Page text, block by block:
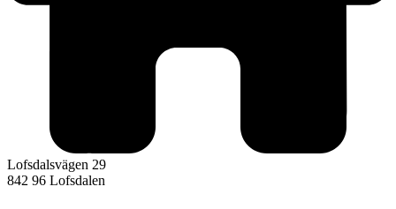
Lofsdalsvägen 29
842 96 Lofsdalen